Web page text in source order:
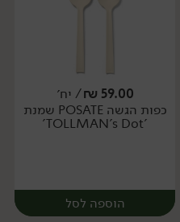
יח׳
59.00
₪/ יח׳
כפות הגשה POSATE שמנת
'TOLLMAN's Dot'
הוספה לסל